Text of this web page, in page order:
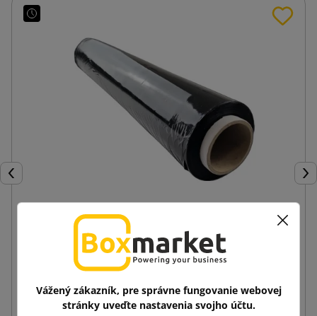
Späť
Čierna fólia stretch 23mic 1,5kg hrubá (hmotnosť
s rolkou)
8,33 €
Vážený zákazník, pre správne fungovanie webovej
stránky uveďte nastavenia svojho účtu.